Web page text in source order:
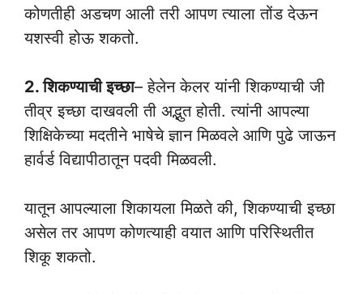
कोणतीही अडचण आली तरी आपण त्याला तोंड देऊन
यशस्वी होऊ शकतो.
2. शिकण्याची इच्छा– हेलेन केलर यांनी शिकण्याची जी
तीव्र इच्छा दाखवली ती अद्भुत होती. त्यांनी आपल्या
शिक्षिकेच्या मदतीने भाषेचे ज्ञान मिळवले आणि पुढे जाऊन
हार्वर्ड विद्यापीठातून पदवी मिळवली.
यातून आपल्याला शिकायला मिळते की, शिकण्याची इच्छा
असेल तर आपण कोणत्याही वयात आणि परिस्थितीत
शिकू शकतो.